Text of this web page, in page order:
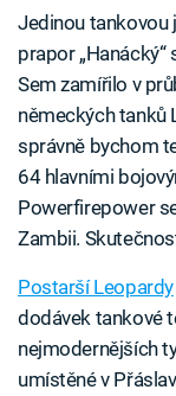
Jedinou tankovou
prapor
Sem zamířilo v
německých tanků
správně bychom
64 hlavními
Powerfirepower
Zambii.
Postarší Leopardy
dodávek tankové
nejmodernějších
umístěné v